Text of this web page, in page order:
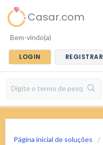
Casar.com
Bem-vindo(a)
LOGIN REGISTRAR
Página inicial de soluções